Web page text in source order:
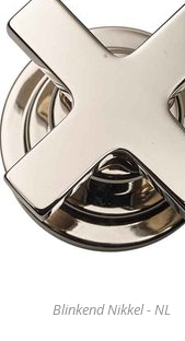
Blinkend Nikkel - NL